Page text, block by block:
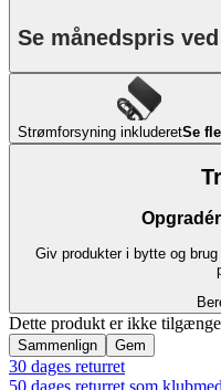
Se månedspris
Strømforsyning inkluderetSe
Giv produkter i bytte og
Dette produkt er ikke
Sammenlign Gem
30 dages returret
50 dages returret som